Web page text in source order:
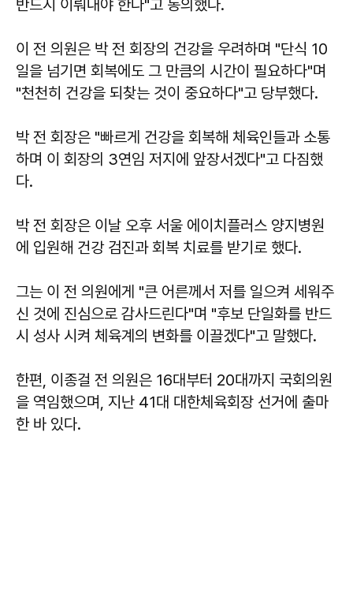
반드시 이뤄내야 한다"고 동의했다.
이 전 의원은 박 전 회장의 건강을 우려하며 "단식 10
일을 넘기면 회복에도 그 만큼의 시간이 필요하다"며
"천천히 건강을 되찾는 것이 중요하다"고 당부했다.
박 전 회장은 "빠르게 건강을 회복해 체육인들과 소통
하며 이 회장의 3연임 저지에 앞장서겠다"고 다짐했
다.
박 전 회장은 이날 오후 서울 에이치플러스 양지병원
에 입원해 건강 검진과 회복 치료를 받기로 했다.
그는 이 전 의원에게 "큰 어른께서 저를 일으켜 세워주
신 것에 진심으로 감사드린다"며 "후보 단일화를 반드
시 성사 시켜 체육계의 변화를 이끌겠다"고 말했다.
한편, 이종걸 전 의원은 16대부터 20대까지 국회의원
을 역임했으며, 지난 41대 대한체육회장 선거에 출마
한 바 있다.